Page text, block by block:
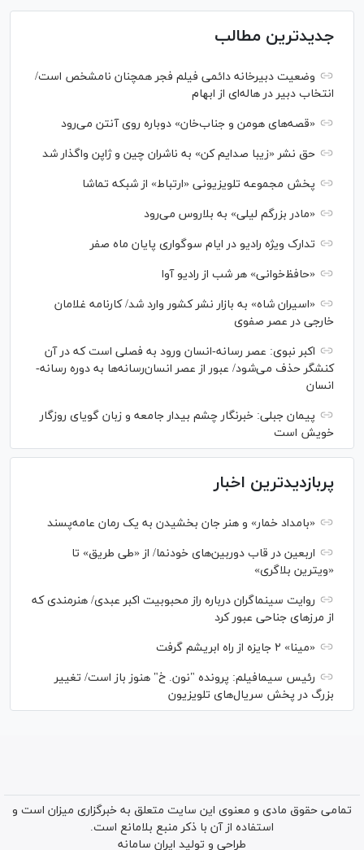
جدیدترین مطالب
وضعیت دبیرخانه دائمی فیلم فجر همچنان نامشخص است/
انتخاب دبیر در هاله‌ای از ابهام
«قصه‌های هومن و جناب‌خان» دوباره روی آنتن می‌رود
حق نشر «زیبا صدایم کن» به ناشران چین و ژاپن واگذار شد
پخش مجموعه تلویزیونی «ارتباط» از شبکه تماشا
«مادر بزرگم لیلی» به بلاروس می‌رود
تدارک ویژه رادیو در ایام سوگواری پایان ماه صفر
«حافظ‌خوانی» هر شب از رادیو آوا
«اسیران شاه» به بازار نشر کشور وارد شد/ کارنامه غلامان
خارجی در عصر صفوی
اکبر نبوی: عصر رسانه-انسان ورود به فصلی است که در آن
کنشگر حذف می‌شود/ عبور از عصر انسان‌رسانه‌ها به دوره رسانه-
انسان
پیمان جبلی: خبرنگار چشم بیدار جامعه و زبان گویای روزگار
خویش است
پربازدیدترین اخبار
«بامداد خمار» و هنر جان بخشیدن به یک رمان عامه‌پسند
اربعین در قاب دوربین‌های خودنما/ از «طی طریق» تا
«ویترین بلاگری»
روایت سینماگران درباره راز محبوبیت اکبر عبدی/ هنرمندی که
از مرزهای جناحی عبور کرد
«مینا» ۲ جایزه از راه ابریشم گرفت
رئیس سیمافیلم: پرونده "نون. خ" هنوز باز است/ تغییر
بزرگ در پخش سریال‌های تلویزیون
تمامی حقوق مادی و معنوی این سایت متعلق به خبرگزاری میزان است و
استفاده از آن با ذکر منبع بلامانع است.
طراحی و تولید ایران سامانه